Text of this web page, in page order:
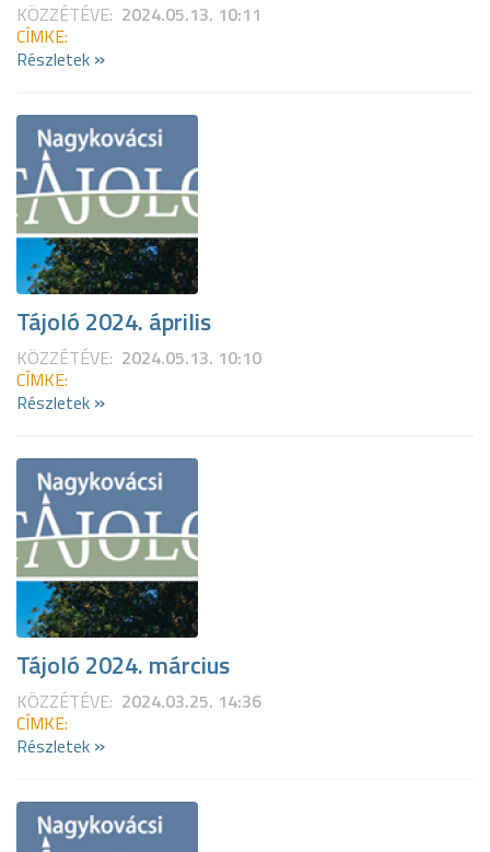
KÖZZÉTÉVE: 2024.05.13. 10:11
CÍMKE:
Részletek »
Tájoló 2024. április
KÖZZÉTÉVE: 2024.05.13. 10:10
CÍMKE:
Részletek »
Tájoló 2024. március
KÖZZÉTÉVE: 2024.03.25. 14:36
CÍMKE:
Részletek »